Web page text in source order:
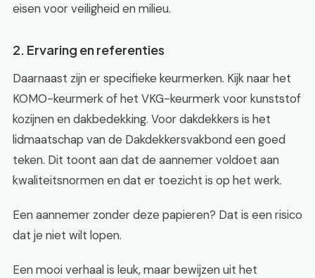
eisen voor veiligheid en milieu.
2. Ervaring en referenties
Daarnaast zijn er specifieke keurmerken. Kijk naar het
KOMO-keurmerk of het VKG-keurmerk voor kunststof
kozijnen en dakbedekking. Voor dakdekkers is het
lidmaatschap van de Dakdekkersvakbond een goed
teken. Dit toont aan dat de aannemer voldoet aan
kwaliteitsnormen en dat er toezicht is op het werk.
Een aannemer zonder deze papieren? Dat is een risico
dat je niet wilt lopen.
Een mooi verhaal is leuk, maar bewijzen uit het